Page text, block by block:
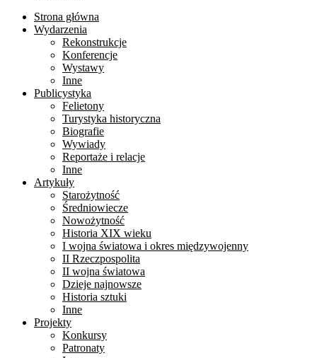
Strona główna
Wydarzenia
Rekonstrukcje
Konferencje
Wystawy
Inne
Publicystyka
Felietony
Turystyka historyczna
Biografie
Wywiady
Reportaże i relacje
Inne
Artykuły
Starożytność
Średniowiecze
Nowożytność
Historia XIX wieku
I wojna światowa i okres międzywojenny
II Rzeczpospolita
II wojna światowa
Dzieje najnowsze
Historia sztuki
Inne
Projekty
Konkursy
Patronaty